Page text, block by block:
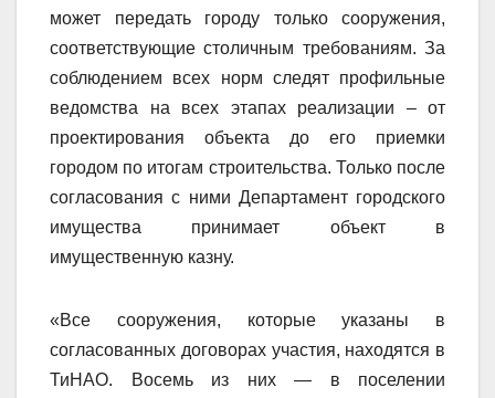
может передать городу только сооружения,
соответствующие столичным требованиям. За
соблюдением всех норм следят профильные
ведомства на всех этапах реализации – от
проектирования объекта до его приемки
городом по итогам строительства. Только после
согласования с ними Департамент городского
имущества принимает объект в
имущественную казну.
«Все сооружения, которые указаны в
согласованных договорах участия, находятся в
ТиНАО. Восемь из них — в поселении